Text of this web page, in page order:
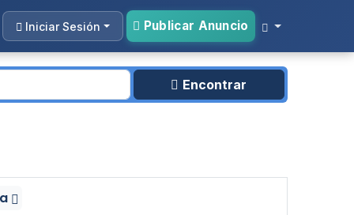
Iniciar Sesión Publicar Anuncio
Encontrar